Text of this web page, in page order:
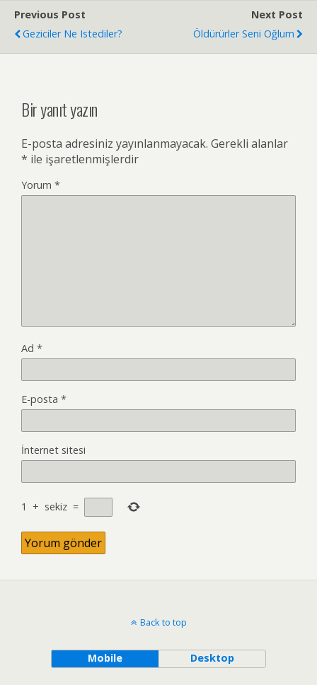
Previous Post
Geziciler Ne Istediler?
Next Post
Öldürürler Seni Oğlum
Bir yanıt yazın
E-posta adresiniz yayınlanmayacak. Gerekli alanlar
* ile işaretlenmişlerdir
Yorum *
Ad *
E-posta *
İnternet sitesi
1 + sekiz =
Back to top
Mobile Desktop